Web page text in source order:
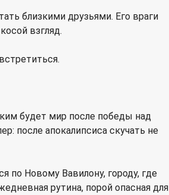
близкими друзьями. Его враги
взгляд.
будет мир после победы над
после апокалипсиса скучать не
по Новому Вавилону, городу, где
рутина, порой опасная для